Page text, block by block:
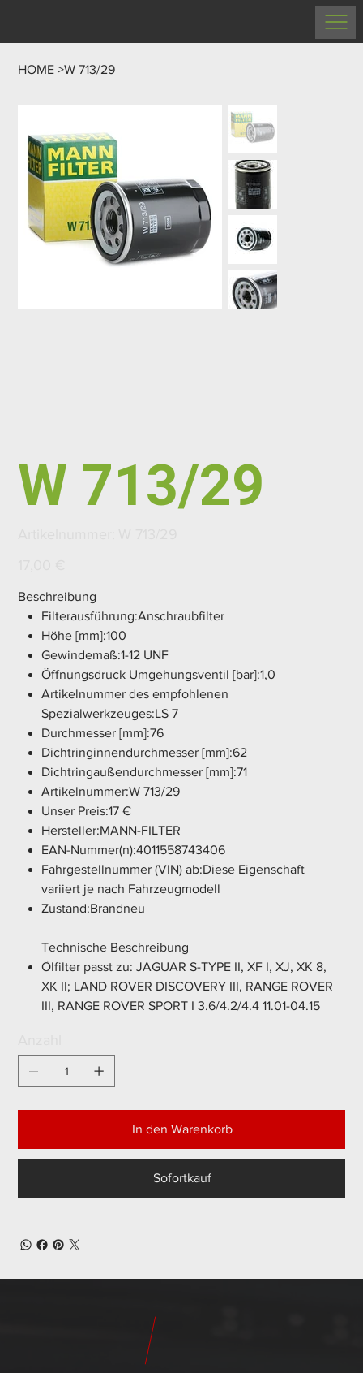
HOME >W 713/29
W 713/29
Beschreibung
Filterausführung:Anschraubfilter
Höhe [mm]:100
Gewindemaß:1-12 UNF
Öffnungsdruck Umgehungsventil [bar]:1,0
Artikelnummer des empfohlenen
Spezialwerkzeuges:LS 7
Durchmesser [mm]:76
Dichtringinnendurchmesser [mm]:62
Dichtringaußendurchmesser [mm]:71
Artikelnummer:W 713/29
Unser Preis:17 €
Hersteller:MANN-FILTER
EAN-Nummer(n):4011558743406
Fahrgestellnummer (VIN) ab:Diese Eigenschaft
variiert je nach Fahrzeugmodell
Zustand:Brandneu
Technische Beschreibung
Ölfilter passt zu: JAGUAR S-TYPE II, XF I, XJ, XK 8,
XK II; LAND ROVER DISCOVERY III, RANGE ROVER
III, RANGE ROVER SPORT I 3.6/4.2/4.4 11.01-04.15
In den Warenkorb
Sofortkauf